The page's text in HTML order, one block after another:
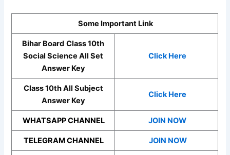
Some Important Link
Bihar Board Class 10th
Social Science All Set
Answer Key
Click Here
Class 10th All Subject
Answer Key
Click Here
WHATSAPP CHANNEL JOIN NOW
TELEGRAM CHANNEL JOIN NOW